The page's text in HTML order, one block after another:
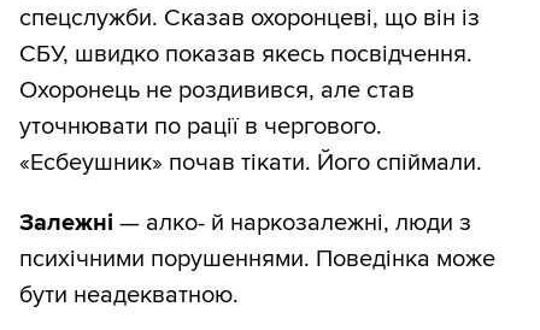
спецслужби. Сказав охоронцеві, що він із
СБУ, швидко показав якесь посвідчення.
Охоронець не роздивився, але став
уточнювати по рації в чергового.
«Есбеушник» почав тікати. Його спіймали.
Залежні — алко- й наркозалежні, люди з
психічними порушеннями. Поведінка може
бути неадекватною.